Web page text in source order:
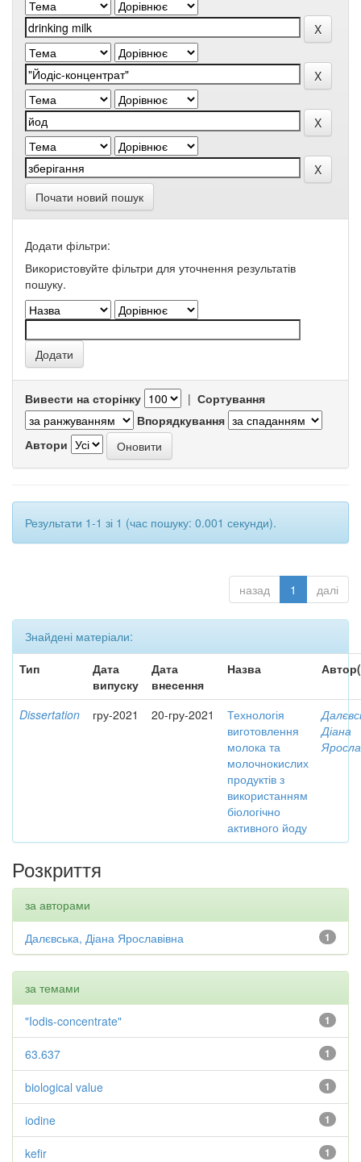
Почати новий пошук
Додати фільтри:
Використовуйте фільтри для уточнення результатів
пошуку.
Вивести на сторінку | Сортування
Впорядкування
Автори
Результати 1-1 зі 1 (час пошуку: 0.001 секунди).
назад 1 далі
Знайдені матеріали:
Тип
Дата
випуску
Дата
внесення
Назва
Dissertation гру-2021 20-гру-2021
Технологія
виготовлення
молока та
молочнокислих
продуктів з
використанням
біологічно
активного йоду
Діана
Розкриття
за авторами
1
Далєвська, Діана Ярославівна
за темами
1
"Iodis-concentrate"
1
63.637
1
biological value
1
iodine
1
kefir